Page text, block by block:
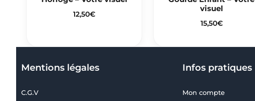
12,50€
visuel
15,50€
Mentions légales
C.G.V
Infos pratiques
Mon compte